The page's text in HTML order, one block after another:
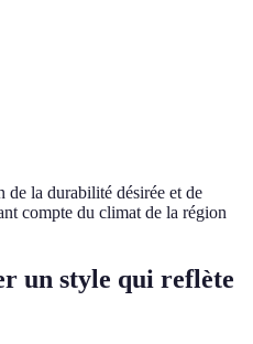
de la durabilité désirée et de
compte du climat de la région
un style qui reflète